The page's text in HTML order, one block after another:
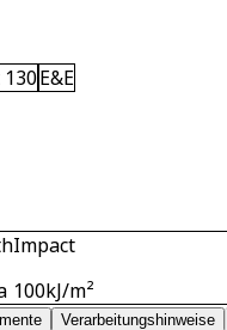
E&E
Impact
100kJ/m²
Verarbeitungshinweise